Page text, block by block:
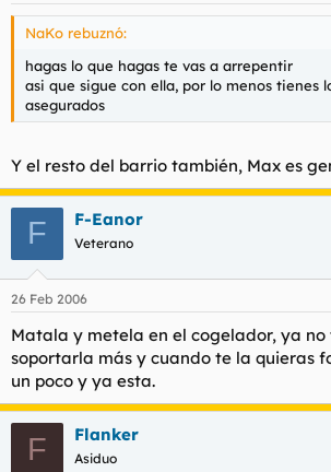
NaKo rebuznó:
hagas lo que hagas te vas a arrepentir
asi que sigue con ella, por lo menos tienes
asegurados
Y el resto del barrio también, Max es
F F-Eanor
Veterano
26 Feb 2006
Matala y metela en el cogelador, ya no
soportarla más y cuando te la quieras
un poco y ya esta.
F Flanker
Asiduo